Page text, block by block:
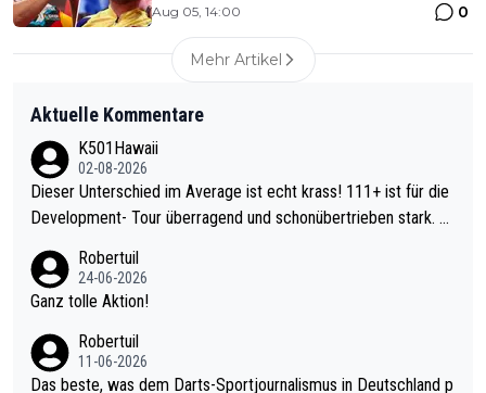
Aug 05, 14:00 0
Mehr Artikel
Aktuelle Kommentare
K501Hawaii
02-08-2026
Dieser Unterschied im Average ist echt krass! 111+ ist für die
Development- Tour überragend und schonübertrieben stark. U
mal 40+ erst recht. Da gewinnst keinen Blumentopf - ist ja noc
h krasser wie ein Pokalspiel eines Kreisligisten vs einem Bund
Robertuil
24-06-2026
Ganz tolle Aktion!
Robertuil
11-06-2026
Das beste, was dem Darts-Sportjournalismus in Deutschland p